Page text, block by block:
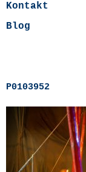
Kontakt
Blog
P0103952